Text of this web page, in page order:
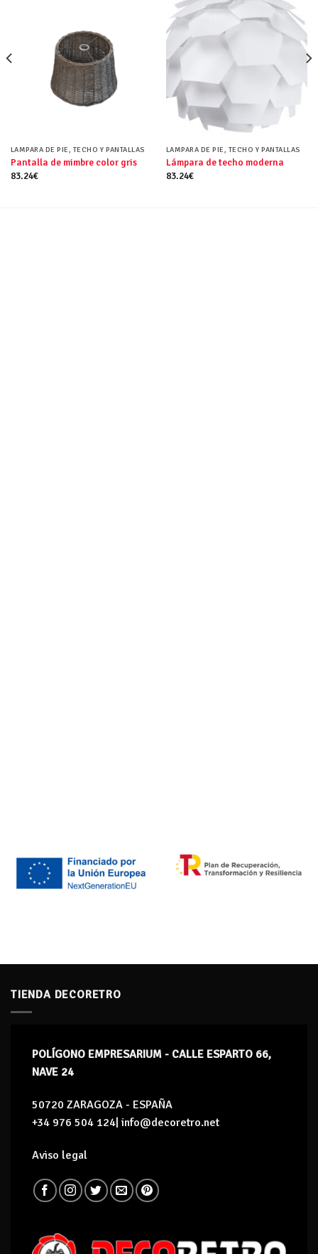
LAMPARA DE PIE, TECHO Y PANTALLAS
Pantalla de mimbre color gris
83.24€
LAMPARA DE PIE, TECHO Y PANTALLAS
Lámpara de techo moderna
83.24€
TIENDA DECORETRO
POLÍGONO EMPRESARIUM - CALLE ESPARTO 66,
NAVE 24
50720 ZARAGOZA - ESPAÑA
+34 976 504 124| info@decoretro.net
Aviso legal